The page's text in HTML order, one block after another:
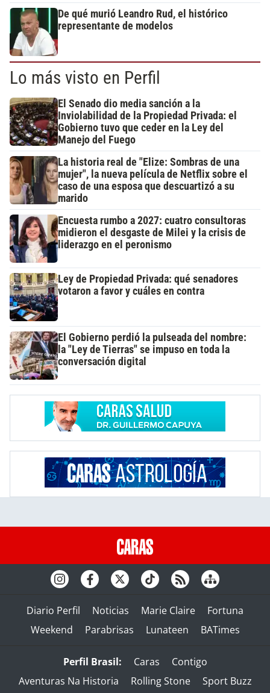
De qué murió Leandro Rud, el histórico
representante de modelos
Lo más visto en Perfil
El Senado dio media sanción a la
Inviolabilidad de la Propiedad Privada: el
Gobierno tuvo que ceder en la Ley del
Manejo del Fuego
La historia real de "Elize: Sombras de una
mujer", la nueva película de Netflix sobre el
caso de una esposa que descuartizó a su
marido
Encuesta rumbo a 2027: cuatro consultoras
midieron el desgaste de Milei y la crisis de
liderazgo en el peronismo
Ley de Propiedad Privada: qué senadores
votaron a favor y cuáles en contra
El Gobierno perdió la pulseada del nombre:
la "Ley de Tierras" se impuso en toda la
conversación digital
Diario Perfil Noticias Marie Claire
Fortuna
Weekend
Parabrisas Lunateen BATimes
Perfil Brasil: Caras
Contigo
Aventuras Na Historia
Rolling Stone Sport Buzz